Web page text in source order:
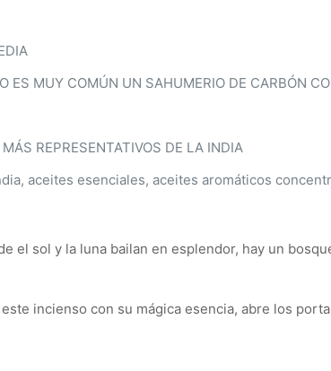
ES MUY COMÚN UN SAHUMERIO DE CARBÓN
REPRESENTATIVOS DE LA INDIA
aceites esenciales, aceites aromáticos
el sol y la luna bailan en esplendor, hay un
incienso con su mágica esencia, abre los